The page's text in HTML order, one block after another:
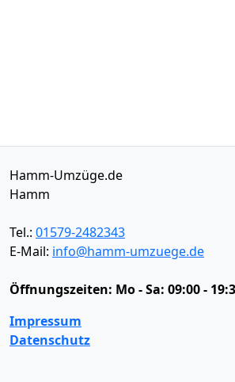
Hamm-Umzüge.de
Hamm
Tel.: 01579-2482343
E-Mail: info@hamm-umzuege.de
Öffnungszeiten: Mo - Sa: 09:00 -
Impressum
Datenschutz